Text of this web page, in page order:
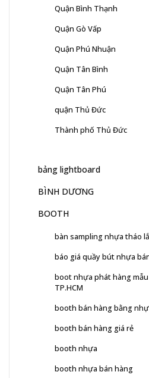
Quận Bình Thạnh
Quận Gò Vấp
Quận Phú Nhuận
Quận Tân Bình
Quận Tân Phú
quận Thủ Đức
Thành phố Thủ Đức
bảng lightboard
BÌNH DƯƠNG
BOOTH
bàn sampling nhựa tháo
báo giá quầy bút nhựa
boot nhựa phát hàng
TP.HCM
booth bán hàng bằng
booth bán hàng giá rẻ
booth nhựa
booth nhựa bán hàng